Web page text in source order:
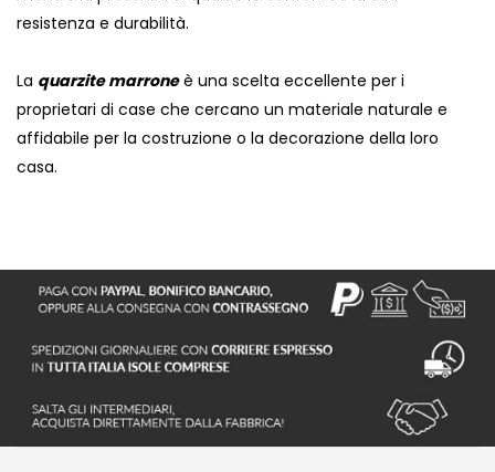
resistenza e durabilità.
La quarzite marroneè una scelta eccellente per i
proprietari di case che cercano un materiale naturale e
affidabile per la costruzione o la decorazione della loro
casa.